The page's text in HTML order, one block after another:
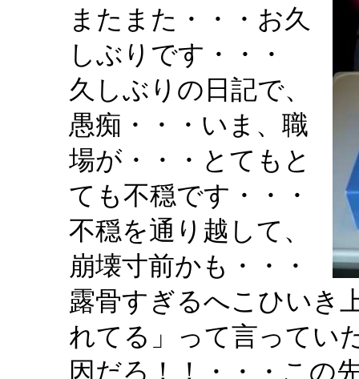
またまた・・・お久
しぶりです・・・
久しぶりの日記で、
愚痴・・・いま、職
場が・・・とてもと
ても不穏です・・・
不穏を通り越して、
崩壊寸前かも・・・
露骨すぎるへこひいき
れてる」って言ってい
因だろ！！・・・この